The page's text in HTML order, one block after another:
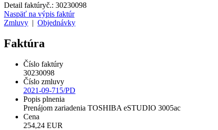
Detail faktúryč.: 30230098
Naspäť na výpis faktúr
Zmluvy | Objednávky
Faktúra
Číslo faktúry
30230098
Číslo zmluvy
2021-09-715/PD
Popis plnenia
Prenájom zariadenia TOSHIBA eSTUDIO 3005ac
Cena
254,24 EUR